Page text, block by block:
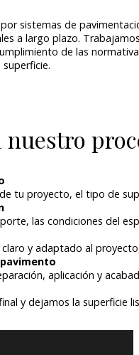
sistemas de
a largo plazo.
de las
tu proyecto, el tipo de
las condiciones del
y adaptado al
aplicación y
y dejamos la superficie